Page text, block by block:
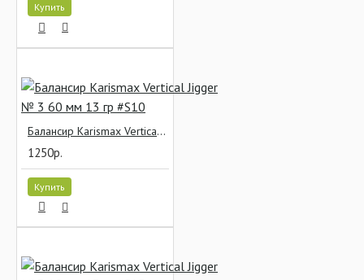
Купить
Балансир Karismax Vertical Jigger № 3 60 мм 13 гр #S10
1250р.
Купить